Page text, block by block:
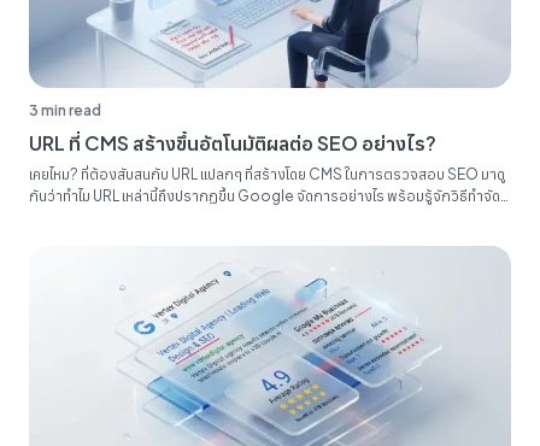
3 min read
URL ที่ CMS สร้างขึ้นอัตโนมัติผลต่อ SEO อย่างไร?
เคยไหม? ที่ต้องสับสนกับ URL แปลกๆ ที่สร้างโดย CMS ในการตรวจสอบ SEO มาดู
กันว่าทำไม URL เหล่านี้ถึงปรากฏขึ้น Google จัดการอย่างไร พร้อมรู้จักวิธีทำจัด